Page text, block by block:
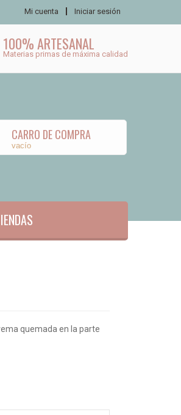
Mi cuenta Iniciar sesión
100% ARTESANAL
Materias primas de máxima calidad
CARRO DE COMPRA
vacío
quemada en la parte